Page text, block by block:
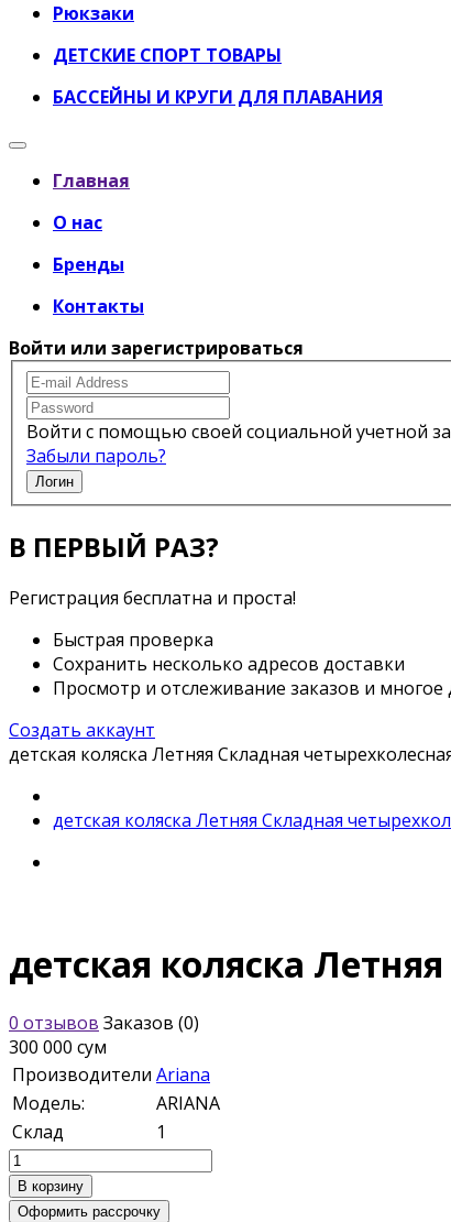
Рюкзаки
ДЕТСКИЕ СПОРТ ТОВАРЫ
БАССЕЙНЫ И КРУГИ ДЛЯ ПЛАВАНИЯ
Главная
О нас
Бренды
Контакты
Войти или зарегистрироваться
Войти с помощью своей социальной учетной
Забыли пароль?
Логин
В ПЕРВЫЙ РАЗ?
Регистрация бесплатна и проста!
Быстрая проверка
Сохранить несколько адресов доставки
Просмотр и отслеживание заказов и многое
Создать аккаунт
детская коляска Летняя Складная
детская коляска Летняя Складная
детская коляска
0 отзывов Заказов (0)
300 000 сум
Производители Ariana
Модель:
ARIANA
Склад
1
Оформить рассрочку